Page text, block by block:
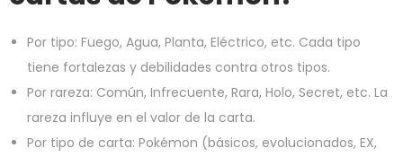
Por tipo: Fuego, Agua, Planta, Eléctrico, etc. Cada tipo
tiene fortalezas y debilidades contra otros tipos.
Por rareza: Común, Infrecuente, Rara, Holo, Secret, etc. La
rareza influye en el valor de la carta.
Por tipo de carta: Pokémon (básicos, evolucionados, EX,